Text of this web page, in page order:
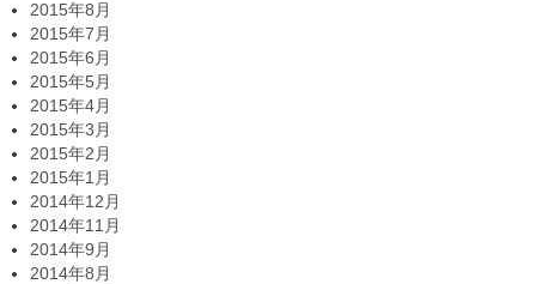
2015年8月
2015年7月
2015年6月
2015年5月
2015年4月
2015年3月
2015年2月
2015年1月
2014年12月
2014年11月
2014年9月
2014年8月